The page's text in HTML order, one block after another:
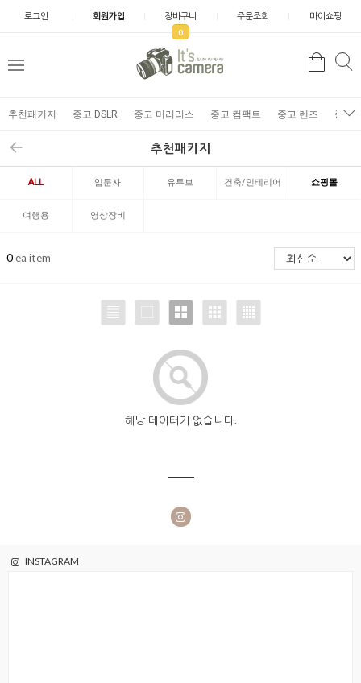
로그인 회원가입 장바구니
0
주문조회 마이쇼핑
추천패키지 중고 DSLR 중고 미러리스 중고 컴팩트 중고 렌즈 중고
추천패키지
ALL 입문자 유투브 건축/인테리어 쇼핑몰
여행용 영상장비
0ea item
해당 데이터가 없습니다.
INSTAGRAM